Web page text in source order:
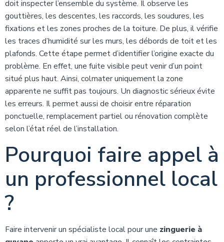
doit inspecter l’ensemble du système. Il observe les
gouttières, les descentes, les raccords, les soudures, les
fixations et les zones proches de la toiture. De plus, il vérifie
les traces d’humidité sur les murs, les débords de toit et les
plafonds. Cette étape permet d’identifier l’origine exacte du
problème. En effet, une fuite visible peut venir d’un point
situé plus haut. Ainsi, colmater uniquement la zone
apparente ne suffit pas toujours. Un diagnostic sérieux évite
les erreurs. Il permet aussi de choisir entre réparation
ponctuelle, remplacement partiel ou rénovation complète
selon l’état réel de l’installation.
Pourquoi faire appel à
un professionnel local
?
Faire intervenir un spécialiste local pour une zinguerie à